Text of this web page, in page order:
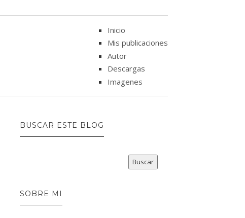
Inicio
Mis publicaciones
Autor
Descargas
Imagenes
BUSCAR ESTE BLOG
SOBRE MI